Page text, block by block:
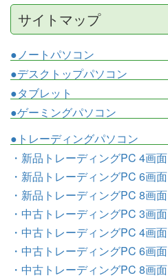
サイトマップ
●ノートパソコン
●デスクトップパソコン
●タブレット
●ゲーミングパソコン
●トレーディングパソコン
・新品トレーディングPC 4画面
・新品トレーディングPC 6画面
・新品トレーディングPC 8画面
・中古トレーディングPC 3画面
・中古トレーディングPC 4画面
・中古トレーディングPC 6画面
・中古トレーディングPC 8画面